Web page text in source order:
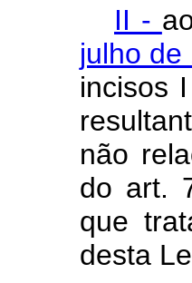
II -
julho de
incisos
não
do art.
que
desta